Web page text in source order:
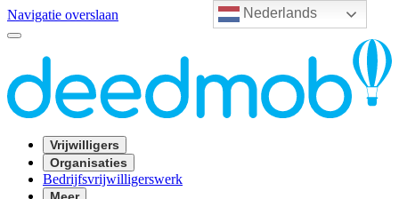
Nederlands
Navigatie overslaan
Vrijwilligers
Organisaties
Bedrijfsvrijwilligerswerk